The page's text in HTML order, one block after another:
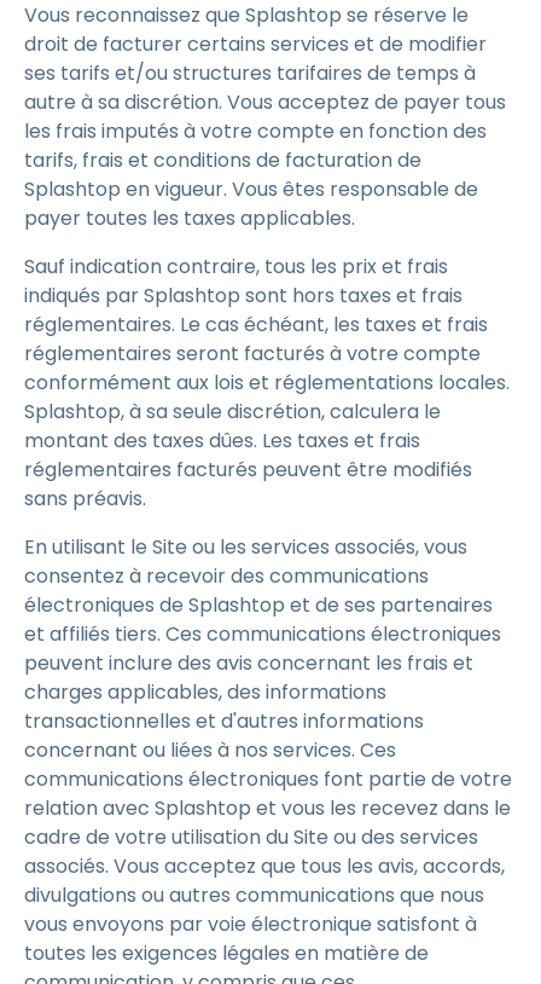
Vous reconnaissez que Splashtop se réserve le
droit de facturer certains services et de modifier
ses tarifs et/ou structures tarifaires de temps à
autre à sa discrétion. Vous acceptez de payer tous
les frais imputés à votre compte en fonction des
tarifs, frais et conditions de facturation de
Splashtop en vigueur. Vous êtes responsable de
payer toutes les taxes applicables.
Sauf indication contraire, tous les prix et frais
indiqués par Splashtop sont hors taxes et frais
réglementaires. Le cas échéant, les taxes et frais
réglementaires seront facturés à votre compte
conformément aux lois et réglementations locales.
Splashtop, à sa seule discrétion, calculera le
montant des taxes dûes. Les taxes et frais
réglementaires facturés peuvent être modifiés
sans préavis.
En utilisant le Site ou les services associés, vous
consentez à recevoir des communications
électroniques de Splashtop et de ses partenaires
et affiliés tiers. Ces communications électroniques
peuvent inclure des avis concernant les frais et
charges applicables, des informations
transactionnelles et d'autres informations
concernant ou liées à nos services. Ces
communications électroniques font partie de votre
relation avec Splashtop et vous les recevez dans le
cadre de votre utilisation du Site ou des services
associés. Vous acceptez que tous les avis, accords,
divulgations ou autres communications que nous
vous envoyons par voie électronique satisfont à
toutes les exigences légales en matière de